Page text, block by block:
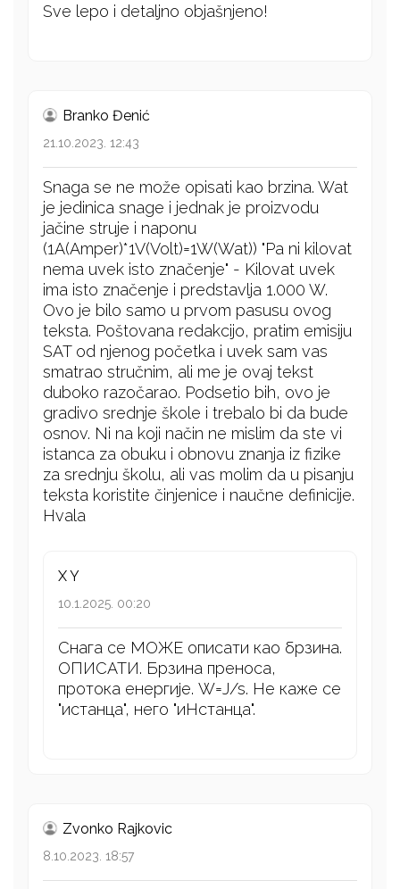
Sve lepo i detaljno objašnjeno!
Branko Đenić
21.10.2023. 12:43
Snaga se ne može opisati kao brzina. Wat
je jedinica snage i jednak je proizvodu
jačine struje i naponu
(1A(Amper)*1V(Volt)=1W(Wat)) "Pa ni kilovat
nema uvek isto značenje" - Kilovat uvek
ima isto značenje i predstavlja 1.000 W.
Ovo je bilo samo u prvom pasusu ovog
teksta. Poštovana redakcijo, pratim emisiju
SAT od njenog početka i uvek sam vas
smatrao stručnim, ali me je ovaj tekst
duboko razočarao. Podsetio bih, ovo je
gradivo srednje škole i trebalo bi da bude
osnov. Ni na koji način ne mislim da ste vi
istanca za obuku i obnovu znanja iz fizike
za srednju školu, ali vas molim da u pisanju
teksta koristite činjenice i naučne definicije.
Hvala
X Y
10.1.2025. 00:20
Снага се МОЖЕ описати као брзина.
ОПИСАТИ. Брзина преноса,
протока енергије. W=J/s. Не каже се
"истанца", него "иНстанца".
Zvonko Rajkovic
8.10.2023. 18:57